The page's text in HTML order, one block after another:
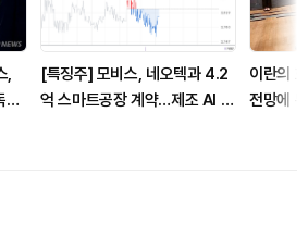
,
점
[특징주] 모비스, 네오텍과 4.2
억 스마트공장 계약…제조 AI 수
이란의
전망에